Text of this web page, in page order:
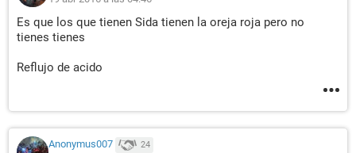
Es que los que tienen Sida tienen la oreja roja pero no
tienes tienes
Reflujo de acido
Anonymus007 24